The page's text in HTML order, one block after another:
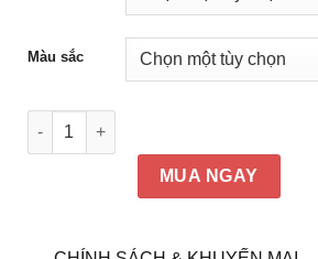
Màu sắc
Bàn ăn Hòa Phát TB03, TB03V số lượng
MUA NGAY